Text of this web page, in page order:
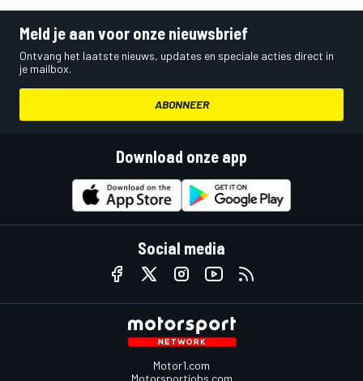
Meld je aan voor onze nieuwsbrief
Ontvang het laatste nieuws, updates en speciale acties direct in
je mailbox.
ABONNEER
Download onze app
Social media
Motor1.com
Motorsportjobs.com